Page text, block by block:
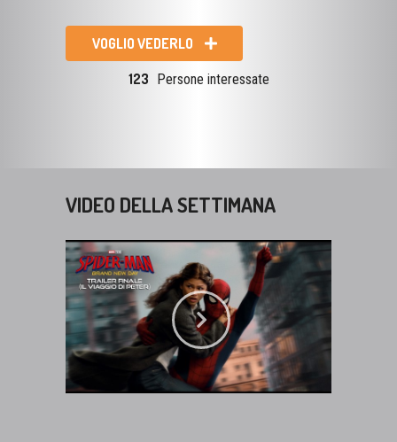
VOGLIO VEDERLO
123 Persone interessate
VIDEO DELLA SETTIMANA